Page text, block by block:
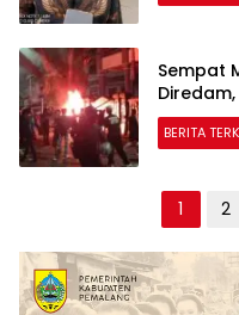
Sempat
BERITA
pos
1 2